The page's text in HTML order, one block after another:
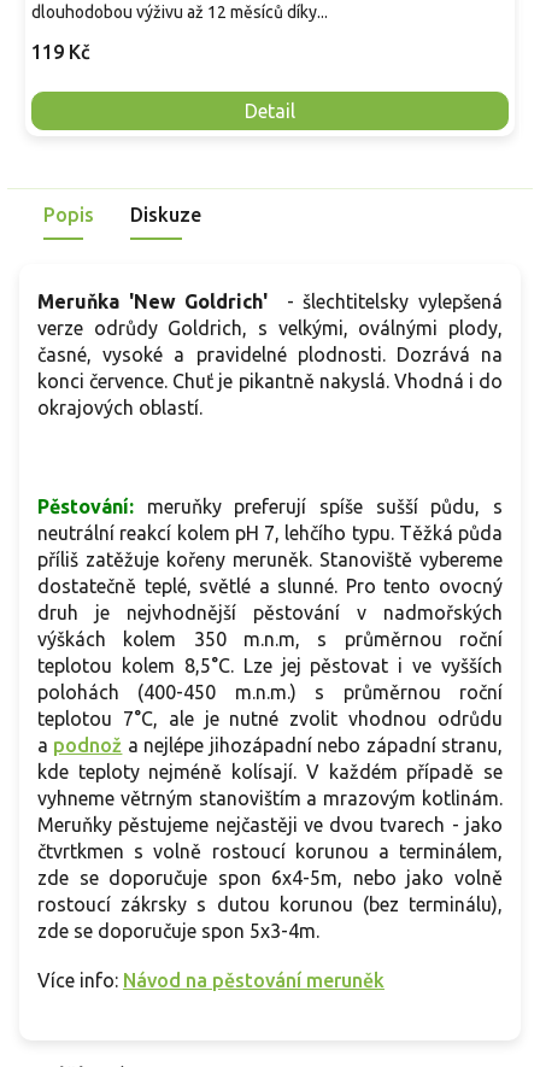
119 Kč
Detail
dlouhodobou výživu až 12 měsíců díky...
Popis Diskuze
Meruňka 'New Goldrich' - šlechtitelsky vylepšená
verze odrůdy Goldrich, s velkými, oválnými plody,
časné, vysoké a pravidelné plodnosti. Dozrává na
konci července. Chuť je pikantně nakyslá. Vhodná i do
okrajových oblastí.
Pěstování: meruňky preferují spíše sušší půdu, s
neutrální reakcí kolem pH 7, lehčího typu. Těžká půda
příliš zatěžuje kořeny meruněk. Stanoviště vybereme
dostatečně teplé, světlé a slunné. Pro tento ovocný
druh je nejvhodnější pěstování v nadmořských
výškách kolem 350 m.n.m, s průměrnou roční
teplotou kolem 8,5°C. Lze jej pěstovat i ve vyšších
polohách (400-450 m.n.m.) s průměrnou roční
teplotou 7°C, ale je nutné zvolit vhodnou odrůdu
a podnož a nejlépe jihozápadní nebo západní stranu,
kde teploty nejméně kolísají. V každém případě se
vyhneme větrným stanovištím a mrazovým kotlinám.
Meruňky pěstujeme nejčastěji ve dvou tvarech - jako
čtvrtkmen s volně rostoucí korunou a terminálem,
zde se doporučuje spon 6x4-5m, nebo jako volně
rostoucí zákrsky s dutou korunou (bez terminálu),
zde se doporučuje spon 5x3-4m.
Více info: Návod na pěstování meruněk